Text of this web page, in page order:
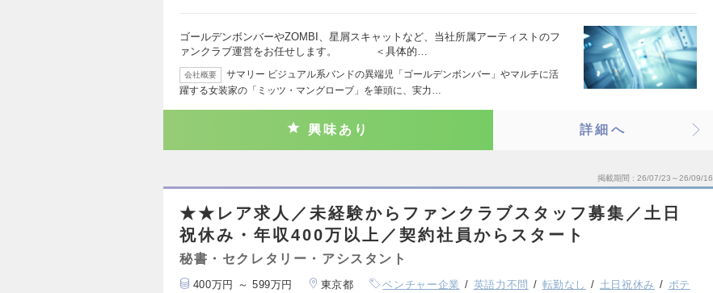
ゴールデンボンバーやZOMBI、星屑スキャットなど、当社所属アーティストのフ
ァンクラブ運営をお任せします。 ＜具体的…
会社概要
サマリー ビジュアル系バンドの異端児「ゴールデンボンバー」やマルチに活
躍する女装家の「ミッツ・マングローブ」を筆頭に、実力…
興味あり 詳細へ
掲載期間 26/07/23～26/09/16
★★レア求人／未経験からファンクラブスタッフ募集／土日
祝休み・年収400万以上／契約社員からスタート
秘書・セクレタリー・アシスタント
400万円 ～ 599万円 東京都 ベンチャー企業 英語力不問 転勤なし 土日祝休み ポテ